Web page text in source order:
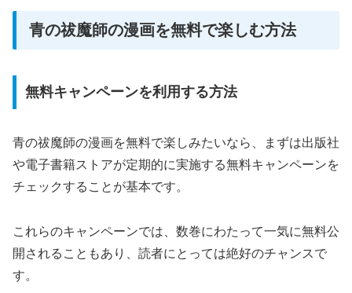
青の祓魔師の漫画を無料で楽しむ方法
無料キャンペーンを利用する方法
青の祓魔師の漫画を無料で楽しみたいなら、まずは出版社
や電子書籍ストアが定期的に実施する無料キャンペーンを
チェックすることが基本です。
これらのキャンペーンでは、数巻にわたって一気に無料公
開されることもあり、読者にとっては絶好のチャンスで
す。